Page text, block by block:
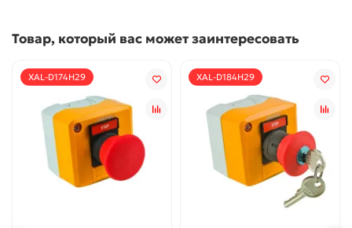
Товар, который вас может заинтересовать
XAL-D174H29 XAL-D184H29